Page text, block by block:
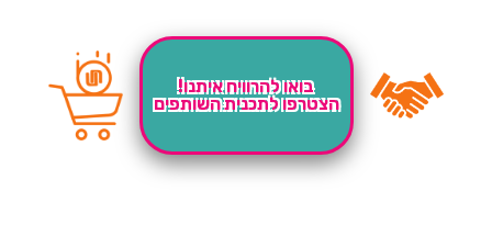
בואו להרוויח איתנו!
הצטרפו לתכנית השותפים